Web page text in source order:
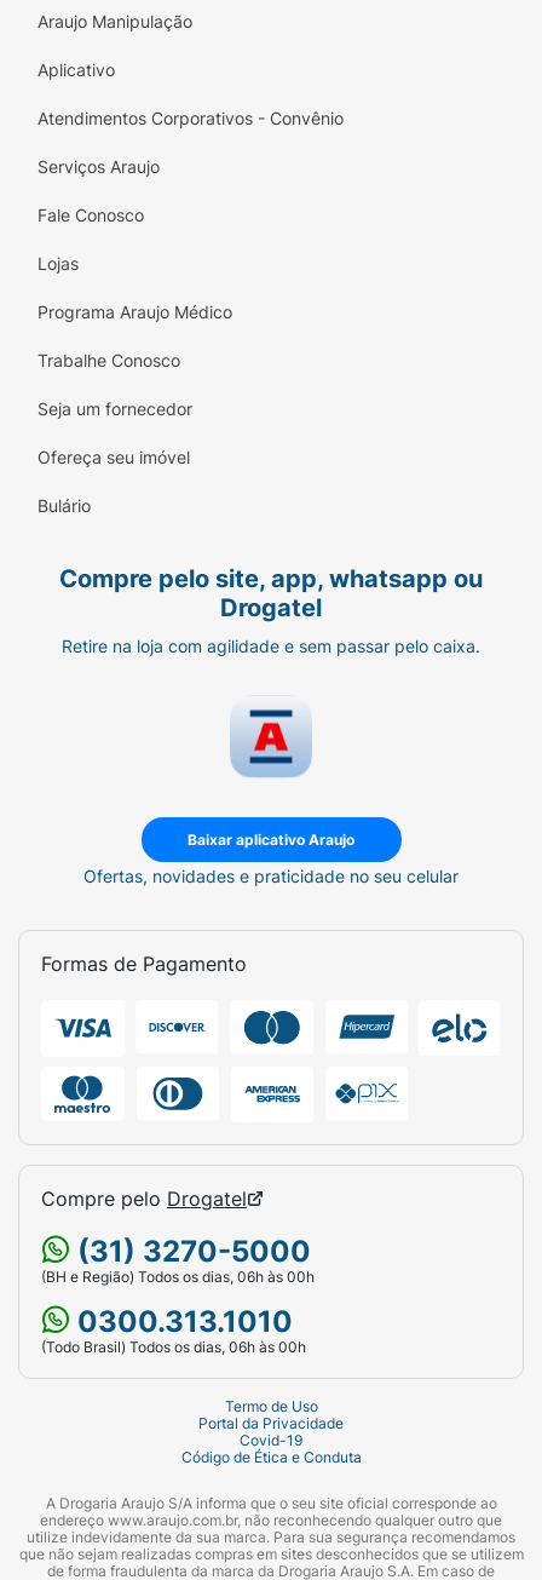
Araujo Manipulação
Aplicativo
Atendimentos Corporativos - Convênio
Serviços Araujo
Fale Conosco
Lojas
Programa Araujo Médico
Trabalhe Conosco
Seja um fornecedor
Ofereça seu imóvel
Bulário
Compre pelo site, app, whatsapp ou
Drogatel
Retire na loja com agilidade e sem passar pelo caixa.
Baixar aplicativo Araujo
Ofertas, novidades e praticidade no seu celular
Formas de Pagamento
Compre pelo Drogatel
(31) 3270-5000
(BH e Região) Todos os dias, 06h às 00h
0300.313.1010
(Todo Brasil) Todos os dias, 06h às 00h
Termo de Uso
Portal da Privacidade
Covid-19
Código de Ética e Conduta
A Drogaria Araujo S/A informa que o seu site oficial corresponde ao
endereço www.araujo.com.br, não reconhecendo qualquer outro que
utilize indevidamente da sua marca. Para sua segurança recomendamos
que não sejam realizadas compras em sites desconhecidos que se utilizem
de forma fraudulenta da marca da Drogaria Araujo S.A. Em caso de